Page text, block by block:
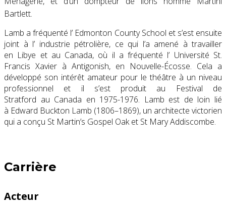
Bartlett.
Lamb a fréquenté l’ Edmonton County School et s’est ensuite
joint à l’ industrie pétrolière, ce qui l’a amené à travailler
en Libye et au Canada, où il a fréquenté l’ Université St.
Francis Xavier à Antigonish, en Nouvelle-Écosse. Cela a
développé son intérêt amateur pour le théâtre à un niveau
professionnel et il s’est produit au
Festival de
Stratford au Canada en 1975-1976. Lamb est de loin lié
à Edward Buckton Lamb (1806–1869), un architecte victorien
qui a conçu St Martin’s Gospel Oak et St Mary Addiscombe.
Carrière
Acteur